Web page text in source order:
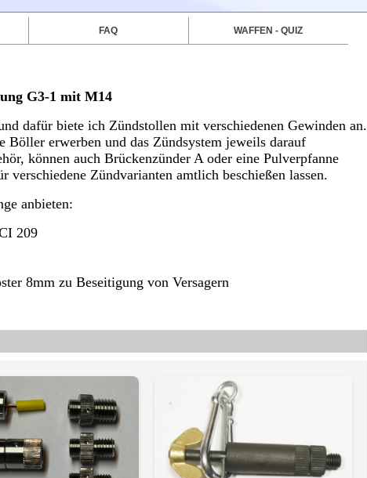
FAQ WAFFEN - QUIZ
G3-1 mit M14
dafür biete ich Zündstollen mit verschiedenen Gewinden an.
Böller erwerben und das Zündsystem jeweils darauf
können auch Brückenzünder A oder eine Pulverpfanne
Zündvarianten amtlich beschießen lassen.
anbieten:
209
8mm zu Beseitigung von Versagern